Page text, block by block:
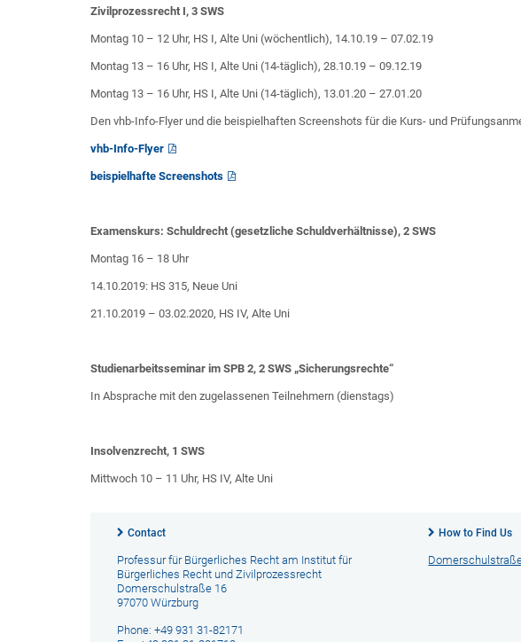
Zivilprozessrecht I, 3 SWS
Montag 10 – 12 Uhr, HS I, Alte Uni (wöchentlich), 14.10.19 – 07.02.19
Montag 13 – 16 Uhr, HS I, Alte Uni (14-täglich), 28.10.19 – 09.12.19
Montag 13 – 16 Uhr, HS I, Alte Uni (14-täglich), 13.01.20 – 27.01.20
Den vhb-Info-Flyer und die beispielhaften Screenshots für die Kurs- und
vhb-Info-Flyer
beispielhafte Screenshots
Examenskurs: Schuldrecht (gesetzliche Schuldverhältnisse), 2 SWS
Montag 16 – 18 Uhr
14.10.2019: HS 315, Neue Uni
21.10.2019 – 03.02.2020, HS IV, Alte Uni
Studienarbeitsseminar im SPB 2, 2 SWS „Sicherungsrechte“
In Absprache mit den zugelassenen Teilnehmern (dienstags)
Insolvenzrecht, 1 SWS
Mittwoch 10 – 11 Uhr, HS IV, Alte Uni
Contact
Professur für Bürgerliches Recht am Institut für
Bürgerliches Recht und Zivilprozessrecht
Domerschulstraße 16
97070 Würzburg
Phone: +49 931 31-82171
How to Find Us